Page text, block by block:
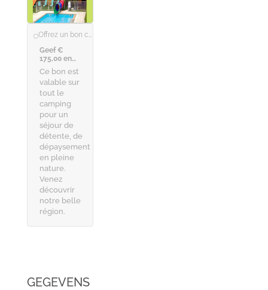
Offrez un bon cadeau pour un séjour au camping
Geef €
175,00 en
betaal €
150,00 (12
maanden
geldig)
Ce bon est
valable sur
tout le
camping
pour un
séjour de
détente, de
dépaysement
en pleine
nature.
Venez
découvrir
notre belle
région.
GEGEVENS